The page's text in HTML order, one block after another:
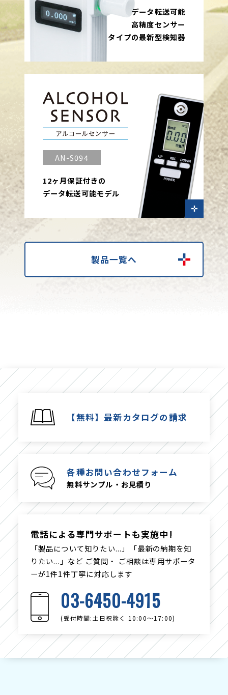
データ転送可能
高精度センサー
タイプの最新型検知器
AN-S094
12ヶ月保証付きの
データ転送可能モデル
製品一覧へ
【無料】最新カタログの請求
各種お問い合わせフォーム
無料サンプル・お見積り
電話による専門サポートも実施中!
「製品について知りたい...」「最新の納期を知
りたい...」など ご質問・ ご相談は専用サポータ
ーが1件1件丁寧に対応します
03-6450-4915
(受付時間:土日祝除く 10:00〜17:00)